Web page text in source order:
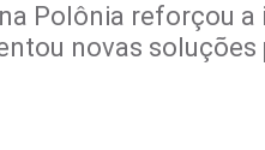
Polônia reforçou
novas